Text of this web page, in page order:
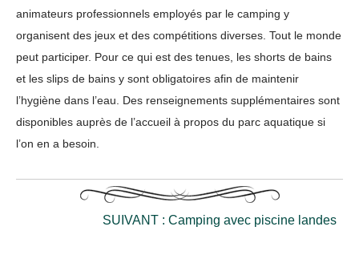
animateurs professionnels employés par le camping y
organisent des jeux et des compétitions diverses. Tout le monde
peut participer. Pour ce qui est des tenues, les shorts de bains
et les slips de bains y sont obligatoires afin de maintenir
l’hygiène dans l’eau. Des renseignements supplémentaires sont
disponibles auprès de l’accueil à propos du parc aquatique si
l’on en a besoin.
SUIVANT : Camping avec piscine landes